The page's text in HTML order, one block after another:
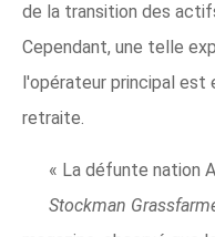
de la transition des
Cependant, une telle
l'opérateur principal est
retraite.
« La défunte nation
Stockman